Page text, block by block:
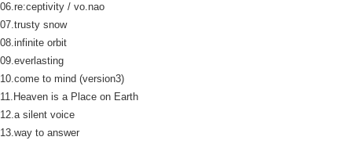
06.re:ceptivity / vo.nao
07.trusty snow
08.infinite orbit
09.everlasting
10.come to mind (version3)
11.Heaven is a Place on Earth
12.a silent voice
13.way to answer